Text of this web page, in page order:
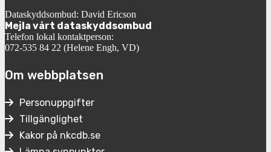
Dataskyddsombud: David Ericson
Mejla vårt dataskyddsombud
Telefon lokal kontaktperson:
072-535 84 22 (Helene Engh, VD)
Om webbplatsen
Personuppgifter
Tillgänglighet
Kakor på nkcdb.se